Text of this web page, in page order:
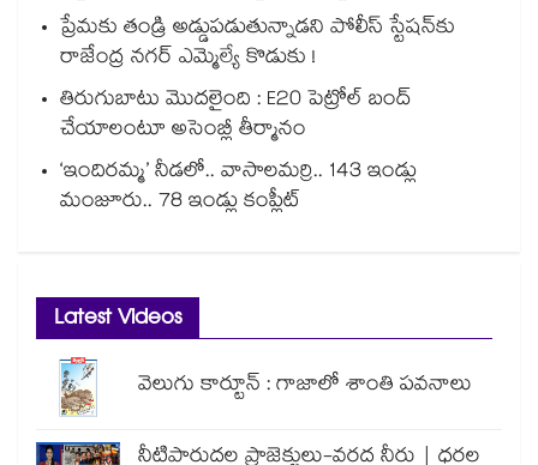
ప్రేమకు తండ్రి అడ్డుపడుతున్నాడని పోలీస్ స్టేషన్⁪కు
రాజేంద్ర నగర్ ఎమ్మెల్యే కొడుకు !
తిరుగుబాటు మొదలైంది : E20 పెట్రోల్ బంద్
చేయాలంటూ అసెంబ్లీ తీర్మానం
‘ఇందిరమ్మ’ నీడలో.. వాసాలమర్రి.. 143 ఇండ్లు
మంజూరు.. 78 ఇండ్లు కంప్లీట్
Latest Videos
వెలుగు కార్టూన్ : గాజాలో శాంతి పవనాలు